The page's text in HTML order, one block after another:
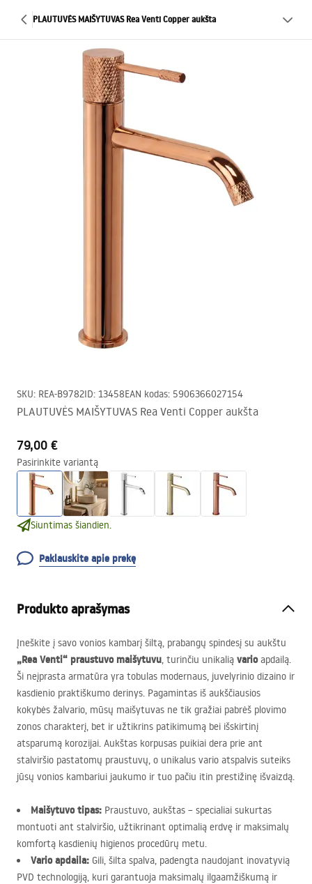
PLAUTUVĖS MAIŠYTUVAS Rea Venti Copper aukšta
SKU: REA-B9782ID: 13458EAN kodas: 5906366027154
PLAUTUVĖS MAIŠYTUVAS Rea Venti Copper aukšta
79,00 €
Pasirinkite variantą
Siuntimas šiandien.
Paklauskite apie prekę
Produkto aprašymas
Įneškite į savo vonios kambarį šiltą, prabangų spindesį su aukštu
„Rea Venti“ praustuvo maišytuvu, turinčiu unikalią varioapdailą.
Ši neįprasta armatūra yra tobulas modernaus, juvelyrinio dizaino ir
kasdienio praktiškumo derinys. Pagamintas iš aukščiausios
kokybės žalvario, mūsų maišytuvas ne tik gražiai pabrėš plovimo
zonos charakterį, bet ir užtikrins patikimumą bei išskirtinį
atsparumą korozijai. Aukštas korpusas puikiai dera prie ant
stalviršio pastatomų praustuvų, o unikalus vario atspalvis suteiks
jūsų vonios kambariui jaukumo ir tuo pačiu itin prestižinę išvaizdą.
Maišytuvo tipas: Praustuvo, aukštas – specialiai sukurtas
montuoti ant stalviršio, užtikrinant optimalią erdvę ir maksimalų
komfortą kasdienių higienos procedūrų metu.
Vario apdaila: Gili, šilta spalva, padengta naudojant inovatyvią
PVD technologiją, kuri garantuoja maksimalų ilgaamžiškumą ir